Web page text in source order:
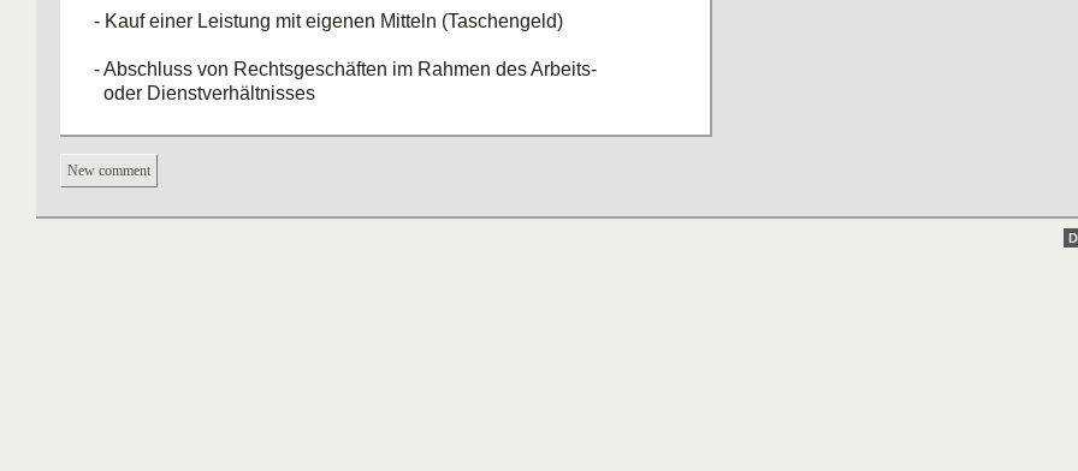
- Kauf einer Leistung mit eigenen Mitteln (Taschengeld)
- Abschluss von Rechtsgeschäften im Rahmen des Arbeits-
oder Dienstverhältnisses
New comment